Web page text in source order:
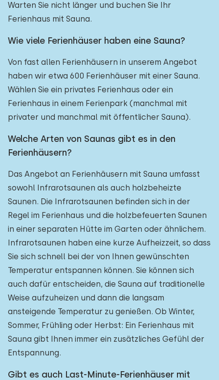
Warten Sie nicht länger und buchen Sie Ihr
Ferienhaus mit Sauna.
Wie viele Ferienhäuser haben eine Sauna?
Von fast allen Ferienhäusern in unserem Angebot
haben wir etwa 600 Ferienhäuser mit einer Sauna.
Wählen Sie ein privates Ferienhaus oder ein
Ferienhaus in einem Ferienpark (manchmal mit
privater und manchmal mit öffentlicher Sauna).
Welche Arten von Saunas gibt es in den
Ferienhäusern?
Das Angebot an Ferienhäusern mit Sauna umfasst
sowohl Infrarotsaunen als auch holzbeheizte
Saunen. Die Infrarotsaunen befinden sich in der
Regel im Ferienhaus und die holzbefeuerten Saunen
in einer separaten Hütte im Garten oder ähnlichem.
Infrarotsaunen haben eine kurze Aufheizzeit, so dass
Sie sich schnell bei der von Ihnen gewünschten
Temperatur entspannen können. Sie können sich
auch dafür entscheiden, die Sauna auf traditionelle
Weise aufzuheizen und dann die langsam
ansteigende Temperatur zu genießen. Ob Winter,
Sommer, Frühling oder Herbst: Ein Ferienhaus mit
Sauna gibt Ihnen immer ein zusätzliches Gefühl der
Entspannung.
Gibt es auch Last-Minute-Ferienhäuser mit